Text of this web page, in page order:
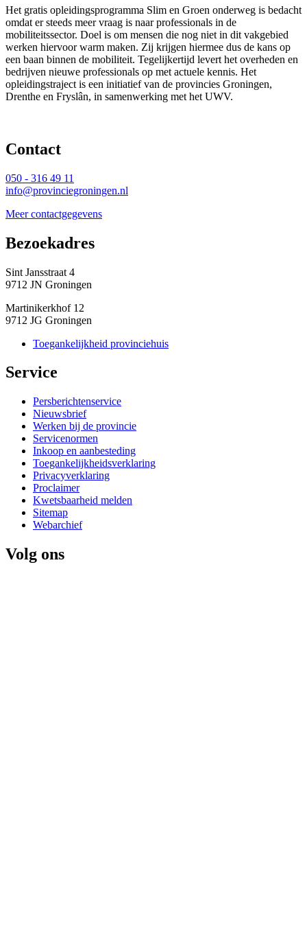
Het gratis opleidingsprogramma Slim en Groen onderweg is bedacht
omdat er steeds meer vraag is naar professionals in de
mobiliteitssector. Doel is om mensen die nog niet in dit vakgebied
werken hiervoor warm maken. Zij krijgen hiermee dus de kans op
een baan binnen de mobiliteit. Tegelijkertijd levert het overheden en
bedrijven nieuwe professionals op met actuele kennis. Het
opleidingstraject is een initiatief van de provincies Groningen,
Drenthe en Fryslân, in samenwerking met het UWV.
Contact
050 - 316 49 11
info@provinciegroningen.nl
Meer contactgegevens
Bezoekadres
Sint Jansstraat 4
9712 JN Groningen
Martinikerkhof 12
9712 JG Groningen
Toegankelijkheid provinciehuis
Service
Persberichtenservice
Nieuwsbrief
Werken bij de provincie
Servicenormen
Inkoop en aanbesteding
Toegankelijkheidsverklaring
Privacyverklaring
Proclaimer
Kwetsbaarheid melden
Sitemap
Webarchief
Volg ons